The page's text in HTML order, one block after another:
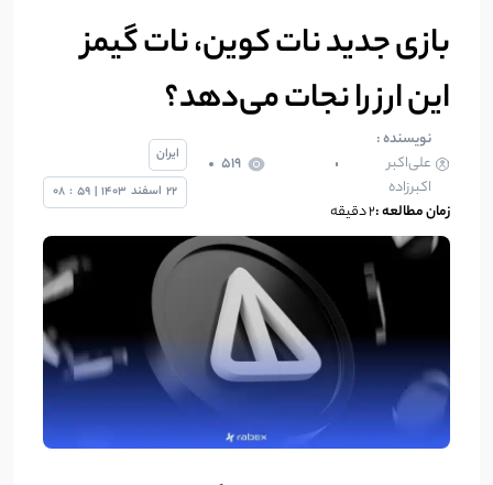
بازی جدید نات کوین، نات گیمز
این ارز را نجات می‌دهد؟
نویسنده :
علی‌اکبر
اکبرزاده
519
زمان مطالعه :2 دقیقه
ایران
22 اسفند 1403
|
59
:
08